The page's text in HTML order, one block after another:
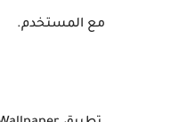
مع المستخدم.